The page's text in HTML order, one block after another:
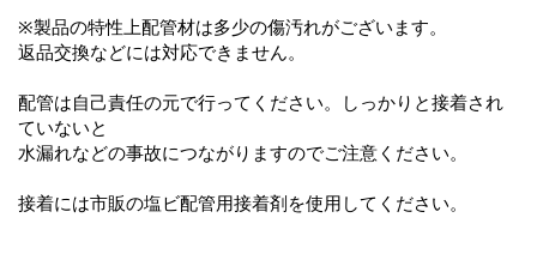
※製品の特性上配管材は多少の傷汚れがございます。
返品交換などには対応できません。
配管は自己責任の元で行ってください。しっかりと接着され
ていないと
水漏れなどの事故につながりますのでご注意ください。
接着には市販の塩ビ配管用接着剤を使用してください。